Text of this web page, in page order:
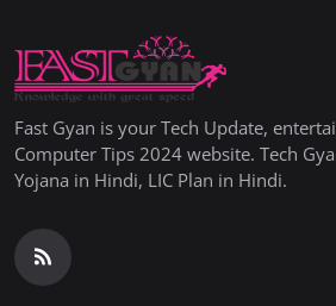
Fast Gyan is your Tech Update,
Computer Tips 2024 website. Tech
Yojana in Hindi, LIC Plan in Hindi.